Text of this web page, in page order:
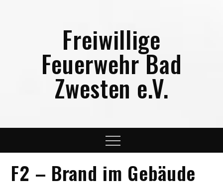
Freiwillige
Feuerwehr Bad
Zwesten e.V.
Menu
F2 – Brand im Gebäude